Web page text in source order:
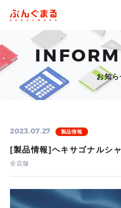
お知ら
2023.07.27 製品情報
[製品情報]ヘキサゴナルシ
全店舗